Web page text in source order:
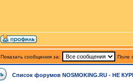
Показать сообщения за: Поле
Список форумов NOSMOKING.RU - НЕ